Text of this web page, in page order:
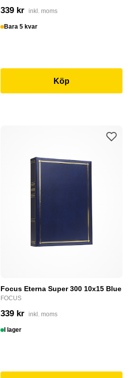
339 kr inkl. moms
Bara 5 kvar
Köp
Focus Eterna Super 300 10x15 Blue
FOCUS
339 kr inkl. moms
I lager